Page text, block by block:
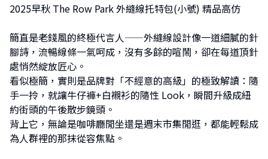
2025早秋 The Row Park 外縫線托特包(小號) 精品高仿
簡直是老錢風的終極代言人——外縫線設計像一道細膩的針
腳詩，流暢線條一氣呵成，沒有多餘的喧鬧，卻在每道頂針
處悄然綻放匠心。
看似極簡，實則是品牌對「不經意的高級」的極致解讀：隨
手一拎，就讓牛仔褲+白襯衫的隨性 Look，瞬間升級成紐
約街頭的午後散步鏡頭。
背上它，無論是咖啡廳閒坐還是週末市集閒逛，都能輕鬆成
為人群裡的那抹從容焦點。